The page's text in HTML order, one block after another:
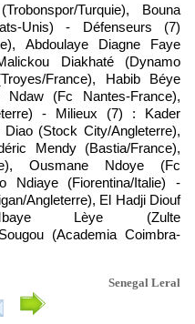
Turquie), Bouna
Unis) - Défenseurs (7)
Abdoulaye Diagne Faye
Diakhaté (Dynamo
France), Habib Béye
Ndaw (Fc Nantes-France),
- Milieux (7) : Kader
(Stock City/Angleterre),
Mendy (Bastia/France),
Ousmane Ndoye (Fc
Ndiaye (Fiorentina/Italie) -
Angleterre), El Hadji Diouf
Mbaye Lèye (Zulte
(Academia Coimbra-
Senegal Leral